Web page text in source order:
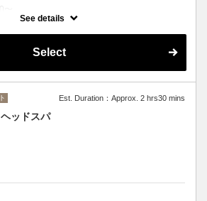
See details
Select
Est. Duration：Approx. 2 hrs30 mins
ッドスパ